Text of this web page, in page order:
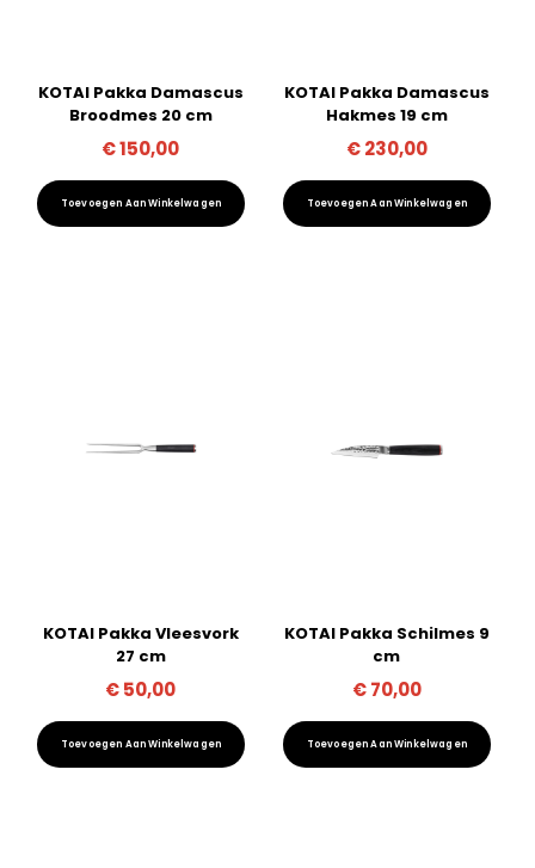
KOTAI Pakka Damascus
Broodmes 20 cm
€150,00
Toevoegen Aan Winkelwagen
KOTAI Pakka Damascus
Hakmes 19 cm
€230,00
Toevoegen Aan Winkelwagen
KOTAI Pakka Vleesvork
27 cm
€50,00
Toevoegen Aan Winkelwagen
KOTAI Pakka Schilmes 9
cm
€70,00
Toevoegen Aan Winkelwagen